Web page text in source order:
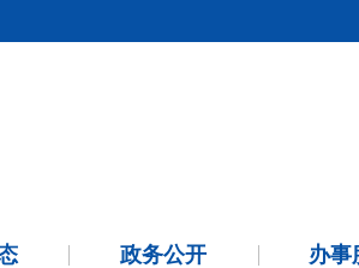
政务公开 办事